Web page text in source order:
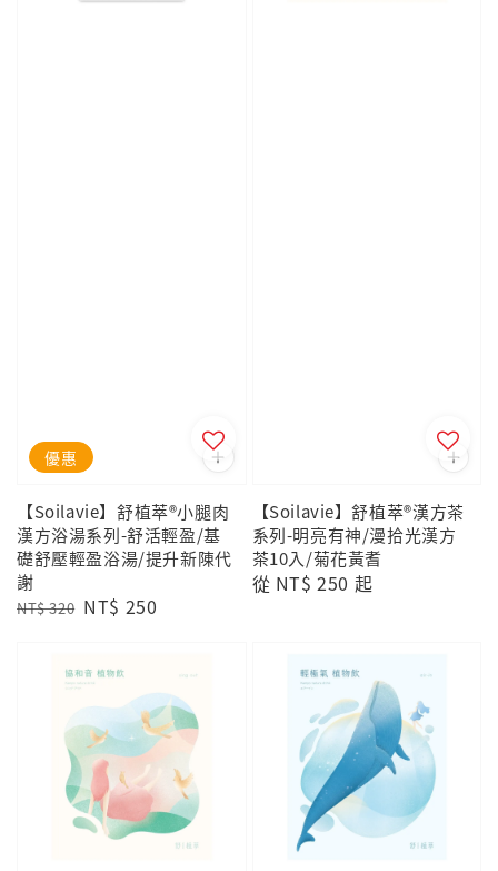
優惠
【Soilavie】舒植萃®小腿肉
漢方浴湯系列-舒活輕盈/基
礎舒壓輕盈浴湯/提升新陳代
謝
Regular
NT$ 320 Sale
NT$ 250
【Soilavie】舒植萃®漢方茶
系列-明亮有神/漫拾光漢方
茶10入/菊花黃耆
Regular
從 NT$ 250 起